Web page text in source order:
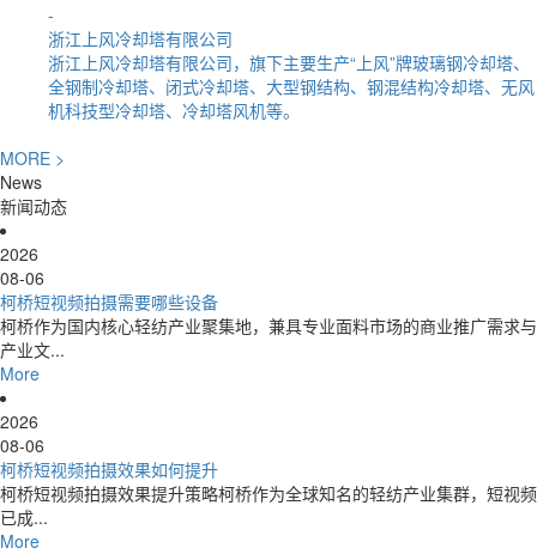
-
浙江上风冷却塔有限公司
浙江上风冷却塔有限公司，旗下主要生产“上风”牌玻璃钢冷却塔、
全钢制冷却塔、闭式冷却塔、大型钢结构、钢混结构冷却塔、无风
机科技型冷却塔、冷却塔风机等。
MORE >
News
新闻动态
2026
08-06
柯桥短视频拍摄需要哪些设备
柯桥作为国内核心轻纺产业聚集地，兼具专业面料市场的商业推广需求与
产业文...
More
2026
08-06
柯桥短视频拍摄效果如何提升
柯桥短视频拍摄效果提升策略柯桥作为全球知名的轻纺产业集群，短视频
已成...
More